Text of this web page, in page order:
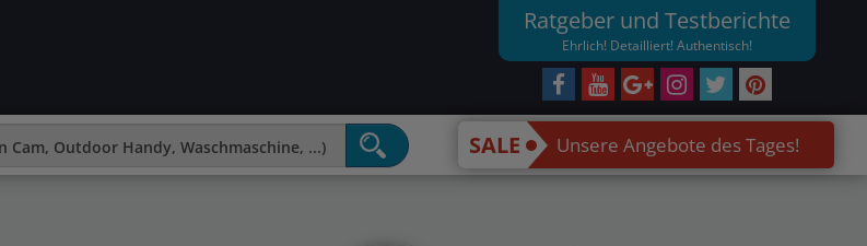
Ratgeber und Testberichte
Ehrlich! Detailliert! Authentisch!
SALE Unsere Angebote des Tages!